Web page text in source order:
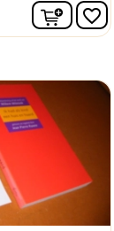
Infavorite_border